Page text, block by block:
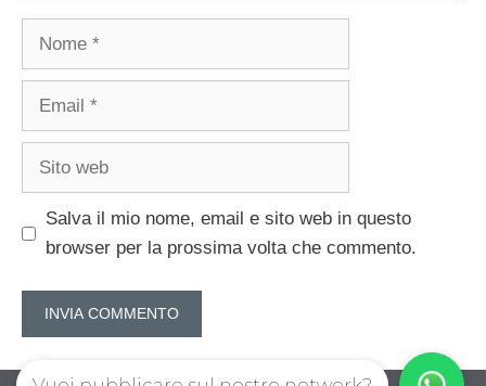
Nome
Email
Sito
Salva il mio nome, email e sito web in questo
browser per la prossima volta che commento.